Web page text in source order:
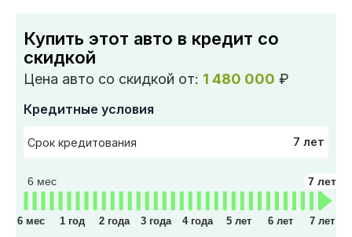
Купить этот авто в кредит со
скидкой
Цена авто со скидкой от: 1 480 000 ₽
Кредитные условия
Срок кредитования 7 лет
6 мес 7 лет
6 мес 1 год 2 года 3 года 4 года 5 лет 6 лет 7 лет